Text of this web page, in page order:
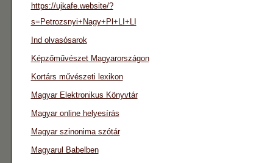
https://ujkafe.website/?
s=Petrozsnyi+Nagy+Pl+LI+LI
Ind olvasósarok
Képzőművészet Magyarországon
Kortárs művészeti lexikon
Magyar Elektronikus Könyvtár
Magyar online helyesírás
Magyar szinonima szótár
Magyarul Babelben